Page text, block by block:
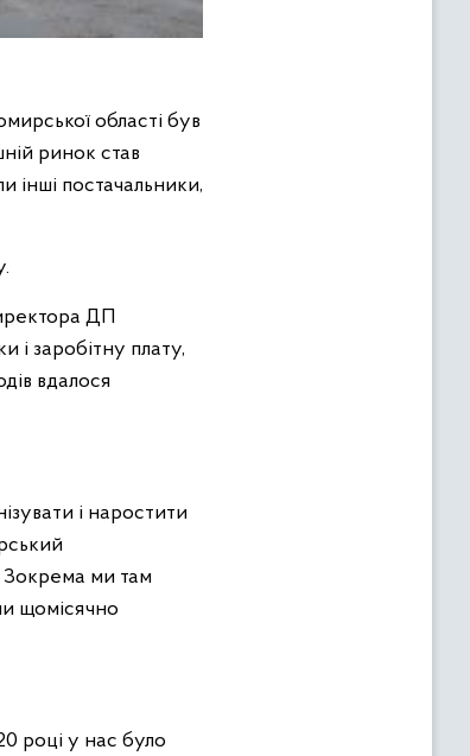
області був
ринок став
інші постачальники,
ДП
і заробітну плату,
вдалося
і наростити
Зокрема ми там
щомісячно
році у нас було